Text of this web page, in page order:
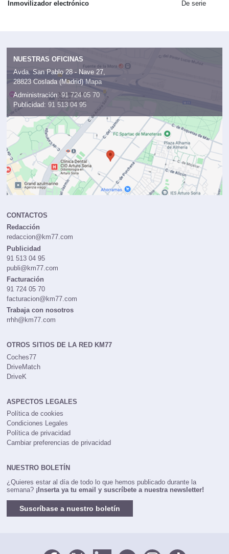
Inmovilizador electrónico
De serie
NUESTRAS OFICINAS
Avda. San Pablo 28 - Nave 27,
28823 Coslada (Madrid) Mapa
Administración: 91 724 05 70
Publicidad: 91 513 04 95
CONTACTOS
Redacción
redaccion@km77.com
Publicidad
91 513 04 95
publi@km77.com
Facturación
91 724 05 70
facturacion@km77.com
Trabaja con nosotros
rrhh@km77.com
OTROS SITIOS DE LA RED KM77
Coches77
DriveMatch
DriveK
ASPECTOS LEGALES
Política de cookies
Condiciones Legales
Política de privacidad
Cambiar preferencias de privacidad
NUESTRO BOLETÍN
¿Quieres estar al día de todo lo que hemos publicado durante la
semana? ¡Inserta ya tu email y suscríbete a nuestra newsletter!
Suscríbase a nuestro boletín